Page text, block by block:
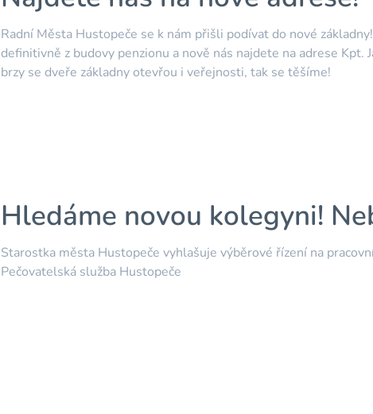
Radní Města Hustopeče se k nám přišli podívat do nové
definitivně z budovy penzionu a nově nás najdete na adrese Kpt.
brzy se dveře základny otevřou i veřejnosti, tak se těšíme!
Hledáme novou kolegyni!
Starostka města Hustopeče vyhlašuje výběrové řízení na
Pečovatelská služba Hustopeče